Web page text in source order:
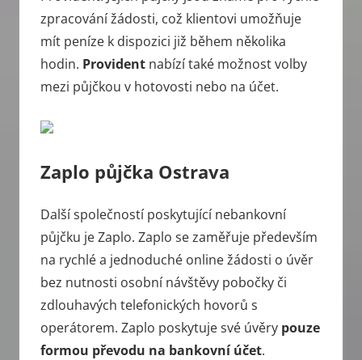
zpracování žádosti, což klientovi umožňuje
mít peníze k dispozici již během několika
hodin. Providentnabízí také možnost volby
mezi půjčkou v hotovosti nebo na účet.
Zaplo půjčka Ostrava
Další společností poskytující nebankovní
půjčku je Zaplo. Zaplo se zaměřuje především
na rychlé a jednoduché online žádosti o úvěr
bez nutnosti osobní návštěvy pobočky či
zdlouhavých telefonických hovorů s
operátorem. Zaplo poskytuje své úvěry pouze
formou převodu na bankovní účet.